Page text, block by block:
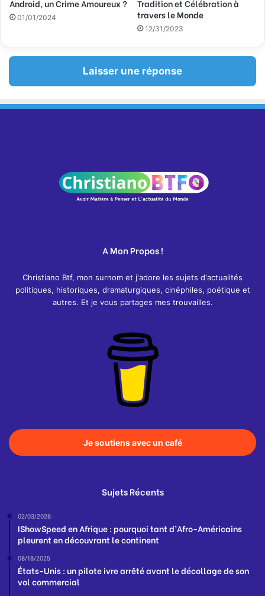
Android, un Crime Amoureux ?
01/01/2024
Tradition et Célébration à
travers le Monde
12/31/2023
Laisser une réponse
A Mon Propos !
Christiano Btf, mon surnom et j'adore les sujets d'actualités
politiques, historiques, dramaturgiques, cinéphiles, poétique et
autres. Et je vous partages mes trouvailles.
Je soutiens avec un café
Sujets Récents
02/03/2026
IShowSpeed en Afrique : pourquoi tant d’Afro-Américains
pleurent en découvrant le continent
08/18/2025
États-Unis : un pilote ivre arrêté avant le décollage de son
vol commercial